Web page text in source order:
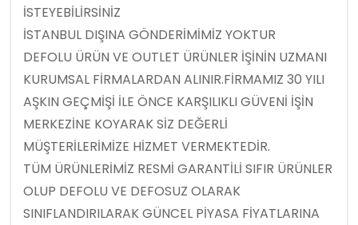
İSTEYEBİLİRSİNİZ
İSTANBUL DIŞINA GÖNDERİMİMİZ YOKTUR
DEFOLU ÜRÜN VE OUTLET ÜRÜNLER İŞİNİN UZMANI
KURUMSAL FİRMALARDAN ALINIR.FİRMAMIZ 30 YILI
AŞKIN GEÇMİŞİ İLE ÖNCE KARŞILIKLI GÜVENİ İŞİN
MERKEZİNE KOYARAK SİZ DEĞERLİ
MÜŞTERİLERİMİZE HİZMET VERMEKTEDİR.
TÜM ÜRÜNLERİMİZ RESMİ GARANTİLİ SIFIR ÜRÜNLER
OLUP DEFOLU VE DEFOSUZ OLARAK
SINIFLANDIRILARAK GÜNCEL PİYASA FİYATLARINA